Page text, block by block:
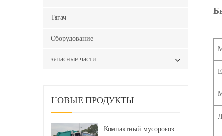
Тягач
Оборудование
запасные части
НОВЫЕ ПРОДУКТЫ
Компактный мусоровоз HOWO LHD 4x2 160 л.с. 12 куб. м